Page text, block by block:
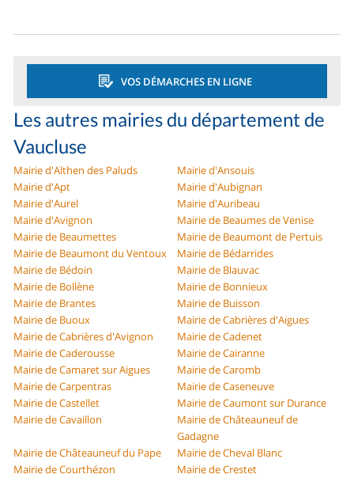
VOS DÉMARCHES EN LIGNE
Les autres mairies du département de
Vaucluse
Mairie d'Althen des Paluds
Mairie d'Ansouis
Mairie d'Apt
Mairie d'Aubignan
Mairie d'Aurel
Mairie d'Auribeau
Mairie d'Avignon
Mairie de Beaumes de Venise
Mairie de Beaumettes
Mairie de Beaumont de Pertuis
Mairie de Beaumont du Ventoux
Mairie de Bédarrides
Mairie de Bédoin
Mairie de Blauvac
Mairie de Bollène
Mairie de Bonnieux
Mairie de Brantes
Mairie de Buisson
Mairie de Buoux
Mairie de Cabrières d'Aigues
Mairie de Cabrières d'Avignon
Mairie de Cadenet
Mairie de Caderousse
Mairie de Cairanne
Mairie de Camaret sur Aigues
Mairie de Caromb
Mairie de Carpentras
Mairie de Caseneuve
Mairie de Castellet
Mairie de Caumont sur Durance
Mairie de Cavaillon
Mairie de Châteauneuf de
Gadagne
Mairie de Châteauneuf du Pape
Mairie de Cheval Blanc
Mairie de Courthézon
Mairie de Crestet